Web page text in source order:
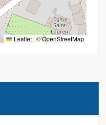
Leaflet | ©OpenStreetMap